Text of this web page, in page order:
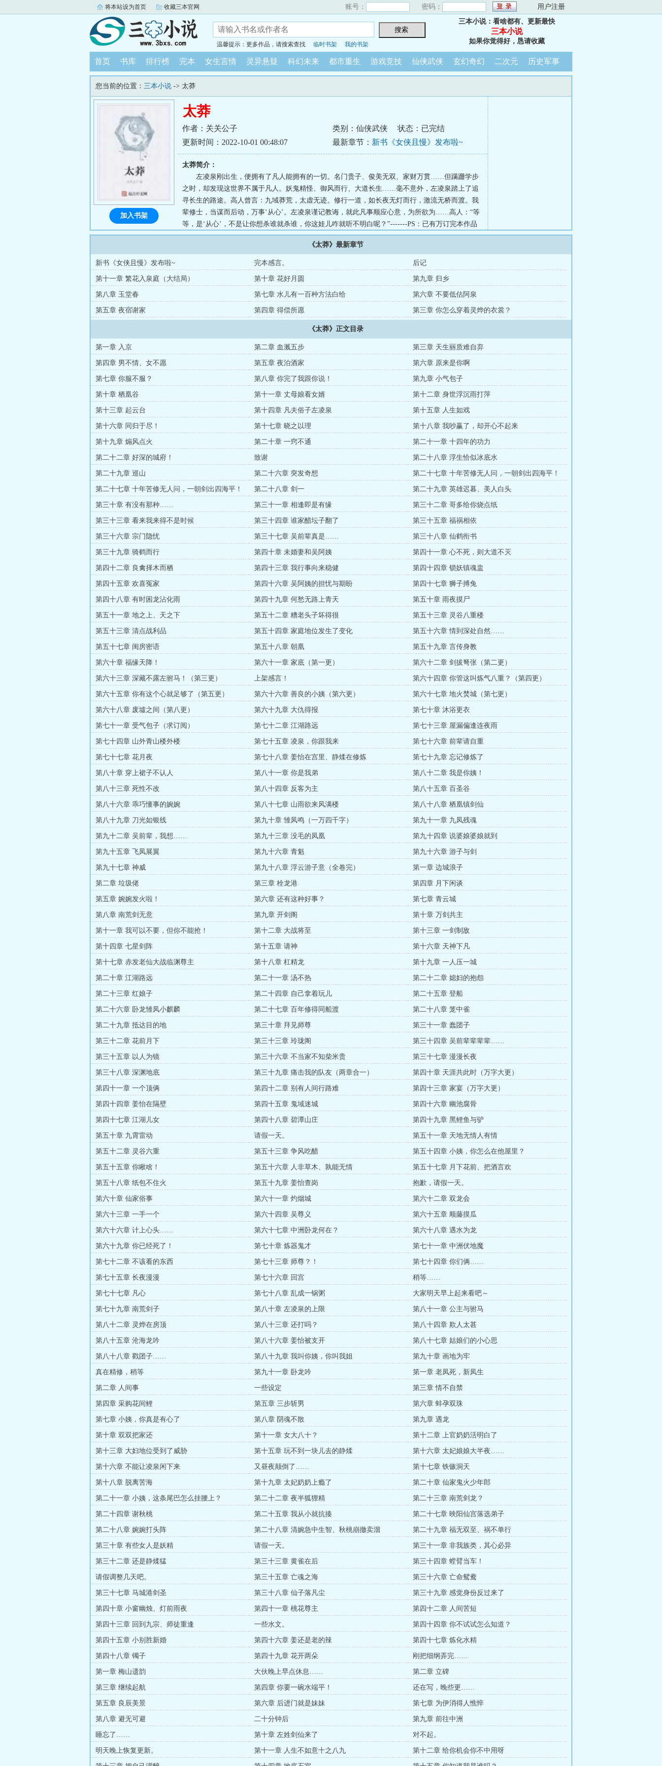
将本站设为首页 收藏三本官网 账号： 密码： 用户注册
温馨提示：更多作品，请搜索查找 临时书架 我的书架
三本小说：看啥都有、更新最快
三本小说
如果你觉得好，恳请收藏
首页 书库 排行榜 完本 女生言情 灵异悬疑 科幻未来 都市重生 游戏竞技 仙侠武侠 玄幻奇幻 二次元 历史军事
您当前的位置： 三本小说 -> 太莽
太莽
作者：关关公子 类别：仙侠武侠
状态：已完结
更新时间：2022-10-01 00:48:07
最新章节： 新书《女侠且慢》发布啦~
太莽简介：
左凌泉刚出生，便拥有了凡人能拥有的一切。名门贵子、俊美无双、家财万贯……但蹒跚学步
之时，却发现这世界不属于凡人。妖鬼精怪、御风而行、大道长生……毫不意外，左凌泉踏上了追
寻长生的路途。高人曾言：九域莽荒，太虚无迹。修行一道，如长夜无灯而行，激流无桥而渡。我
辈修士，当谋而后动，万事‘从心’。左凌泉谨记教诲，就此凡事顺应心意，为所欲为……高人：“等
等，是‘从心’，不是让你想杀谁就杀谁，你这娃儿咋就听不明白呢？”-------PS：已有万订完本作品
《世子很凶》，多女主架空武侠，有兴趣的大佬可以瞅一眼。：...
加入书架
《太莽》最新章节
新书《女侠且慢》发布啦~ 完本感言。 后记
第十一章 繁花入泉庭（大结局） 第十章 花好月圆 第九章 归乡
第八章 玉堂春 第七章 水儿有一百种方法白给 第六章 不要低估阿泉
第五章 夜宿谢家 第四章 得偿所愿 第三章 你怎么穿着灵烨的衣裳？
《太莽》正文目录
第一章 入京 第二章 血溅五步 第三章 天生丽质难自弃
第四章 男不情、女不愿 第五章 夜泊酒家 第六章 原来是你啊
第七章 你服不服？ 第八章 你完了我跟你说！ 第九章 小气包子
第十章 栖凰谷 第十一章 丈母娘看女婿 第十二章 身世浮沉雨打萍
第十三章 起云台 第十四章 凡夫俗子左凌泉 第十五章 人生如戏
第十六章 同归于尽！ 第十七章 晓之以理 第十八章 我吵赢了，却开心不起来
第十九章 煽风点火 第二十章 一窍不通 第二十一章 十四年的功力
第二十二章 好深的城府！ 致谢 第二十八章 浮生恰似冰底水
第二十九章 巡山 第二十六章 突发奇想 第二十七章 十年苦修无人问，一朝剑出四海平！
第二十七章 十年苦修无人问，一朝剑出四海平！ 第二十八章 剑一 第二十九章 英雄迟暮、美人白头
第三十章 有没有那种…… 第三十一章 相逢即是有缘 第三十二章 哥多给你烧点纸
第三十三章 看来我来得不是时候 第三十四章 谁家醋坛子翻了 第三十五章 福祸相依
第三十六章 宗门隐忧 第三十七章 吴前辈真是…… 第三十八章 仙鹤衔书
第三十九章 骑鹤而行 第四十章 未婚妻和吴阿姨 第四十一章 心不死，则大道不灭
第四十二章 良禽择木而栖 第四十三章 我行事向来稳健 第四十四章 锁妖镇魂盅
第四十五章 欢喜冤家 第四十六章 吴阿姨的担忧与期盼 第四十七章 狮子搏兔
第四十八章 有时困龙沾化雨 第四十九章 何愁无路上青天 第五十章 雨夜摸尸
第五十一章 地之上、天之下 第五十二章 糟老头子坏得很 第五十三章 灵谷八重楼
第五十三章 清点战利品 第五十四章 家庭地位发生了变化 第五十六章 情到深处自然……
第五十七章 闺房密语 第五十八章 朝凰 第五十九章 言传身教
第六十章 福缘天降！ 第六十一章 家底（第一更） 第六十二章 剑拔弩张（第二更）
第六十三章 深藏不露左驸马！（第三更） 上架感言！ 第六十四章 你管这叫炼气八重？（第四更）
第六十五章 你有这个心就足够了（第五更） 第六十六章 善良的小姨（第六更） 第六十七章 地火焚城（第七更）
第六十八章 废墟之间（第八更） 第六十九章 大仇得报 第七十章 沐浴更衣
第七十一章 受气包子（求订阅） 第七十二章 江湖路远 第七十三章 屋漏偏逢连夜雨
第七十四章 山外青山楼外楼 第七十五章 凌泉，你跟我来 第七十六章 前辈请自重
第七十七章 花月夜 第七十八章 姜怡在宫里、静煣在修炼 第七十九章 忘记修炼了
第八十章 穿上裙子不认人 第八十一章 你是我弟 第八十二章 我是你姨！
第八十三章 死性不改 第八十四章 反客为主 第八十五章 百圣谷
第八十六章 乖巧懂事的婉婉 第八十七章 山雨欲来风满楼 第八十八章 栖凰镇剑仙
第八十九章 刀光如银线 第九十章 雏凤鸣（一万四千字） 第九十一章 九凤残魂
第九十二章 吴前辈，我想…… 第九十三章 没毛的凤凰 第九十四章 说婆娘婆娘就到
第九十五章 飞凤展翼 第九十六章 青魁 第九十六章 游子与剑
第九十七章 神威 第九十八章 浮云游子意（全卷完） 第一章 边城浪子
第二章 垃圾佬 第三章 栓龙港 第四章 月下闲谈
第五章 婉婉发火啦！ 第六章 还有这种好事？ 第七章 青云城
第八章 南荒剑无意 第九章 开剑阁 第十章 万剑共主
第十一章 我可以不要，但你不能抢！ 第十二章 大战将至 第十三章 一剑制敌
第十四章 七星剑阵 第十五章 请神 第十六章 天神下凡
第十七章 赤发老仙大战临渊尊主 第十八章 杠精龙 第十九章 一人压一城
第二十章 江湖路远 第二十一章 汤不热 第二十二章 媳妇的抱怨
第二十三章 红娘子 第二十四章 自己拿着玩儿 第二十五章 登船
第二十六章 卧龙雏凤小麒麟 第二十七章 百年修得同船渡 第二十八章 笼中雀
第二十九章 抵达目的地 第三十章 拜见师尊 第三十一章 蠢团子
第三十二章 花前月下 第三十三章 玲珑阁 第三十四章 吴前辈辈辈辈……
第三十五章 以人为镜 第三十六章 不当家不知柴米贵 第三十七章 漫漫长夜
第三十八章 深渊地底 第三十九章 痛击我的队友（两章合一） 第四十章 天涯共此时（万字大更）
第四十一章 一个顶俩 第四十二章 别有人间行路难 第四十三章 家宴（万字大更）
第四十四章 姜怡在隔壁 第四十五章 鬼域迷城 第四十六章 幽池腐骨
第四十七章 江湖儿女 第四十八章 碧潭山庄 第四十九章 黑鲤鱼与驴
第五十章 九霄雷动 请假一天。 第五十一章 天地无情人有情
第五十二章 灵谷六重 第五十三章 争风吃醋 第五十四章 小姨，你怎么在他屋里？
第五十五章 你瞅啥！ 第五十六章 人非草木、孰能无情 第五十七章 月下花前、把酒言欢
第五十八章 纸包不住火 第五十九章 姜怡查岗 抱歉，请假一天。
第六十章 仙家俗事 第六十一章 灼烟城 第六十二章 双龙会
第六十三章 一手一个 第六十四章 吴尊义 第六十五章 顺藤摸瓜
第六十六章 计上心头…… 第六十七章 中洲卧龙何在？ 第六十八章 遇水为龙
第六十九章 你已经死了！ 第七十章 炼器鬼才 第七十一章 中洲伏地魔
第七十二章 不该看的东西 第七十三章 师尊？！ 第七十四章 你们俩……
第七十五章 长夜漫漫 第七十六章 回宫 稍等……
第七十七章 凡心 第七十八章 乱成一锅粥 大家明天早上起来看吧～
第七十九章 南荒剑子 第八十章 左凌泉的上限 第八十一章 公主与驸马
第八十二章 灵烨在房顶 第八十三章 还打吗？ 第八十四章 欺人太甚
第八十五章 沧海龙吟 第八十六章 姜怡被支开 第八十七章 姑娘们的小心思
第八十八章 戳团子…… 第八十九章 我叫你姨，你叫我姐 第九十章 画地为牢
真在精修，稍等 第九十一章 卧龙吟 第一章 老凤死，新凤生
第二章 人间事 一些设定 第三章 情不自禁
第四章 采购花间鲤 第五章 三步斩男 第六章 蚌孕双珠
第七章 小姨，你真是有心了 第八章 阴魂不散 第九章 遇龙
第十章 双双把家还 第十一章 女大八十？ 第十二章 上官奶奶活明白了
第十三章 大妇地位受到了威胁 第十五章 玩不到一块儿去的静煣 第十六章 太妃娘娘大半夜……
第十六章 不能让凌泉闲下来 又昼夜颠倒了…… 第十七章 铁镞洞天
第十八章 脱离苦海 第十九章 太妃奶奶上瘾了 第二十章 仙家鬼火少年郎
第二十一章 小姨，这条尾巴怎么挂腰上？ 第二十二章 夜半狐狸精 第二十三章 南荒剑龙？
第二十四章 谢秋桃 第二十五章 我从小就抗揍 第二十七章 映阳仙宫落选弟子
第二十八章 婉婉打头阵 第二十八章 清婉急中生智、秋桃崩撤卖溜 第二十九章 福无双至、祸不单行
第三十章 有些女人是妖精 请假一天。 第三十一章 非我族类，其心必异
第三十二章 还是静煣猛 第三十三章 黄雀在后 第三十四章 螳臂当车！
请假调整几天吧。 第三十五章 亡魂之海 第三十六章 亡命鸳鸯
第三十七章 马城港剑圣 第三十八章 仙子落凡尘 第三十九章 感觉身份反过来了
第四十章 小窗幽烛、灯前雨夜 第四十一章 桃花尊主 第四十二章 人间苦短
第四十三章 回到九宗、师徒重逢 一些水文。 第四十四章 你不试试怎么知道？
第四十五章 小别胜新婚 第四十六章 姜还是老的辣 第四十七章 炼化水精
第四十八章 镯子 第四十九章 花开两朵 刚把细纲弄完……
第一章 梅山遗韵 大伙晚上早点休息…… 第二章 立碑
第三章 继续起航 第四章 你要一碗水端平！ 还在写，晚些更……
第五章 良辰美景 第六章 后进门就是妹妹 第七章 为伊消得人憔悴
第八章 避无可避 二十分钟后 第九章 前往中洲
睡忘了…… 第十章 左姓剑仙来了 对不起。
明天晚上恢复更新。 第十一章 人生不如意十之八九 第十二章 给你机会你不中用呀